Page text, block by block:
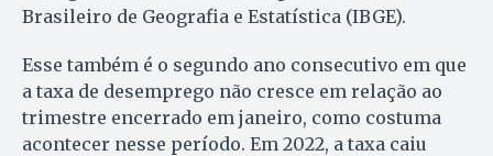
Brasileiro de Geografia e Estatística (IBGE).
Esse também é o segundo ano consecutivo em que
a taxa de desemprego não cresce em relação ao
trimestre encerrado em janeiro, como costuma
acontecer nesse período. Em 2022, a taxa caiu